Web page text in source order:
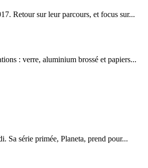
Retour sur leur parcours, et focus sur...
: verre, aluminium brossé et papiers...
Sa série primée, Planeta, prend pour...